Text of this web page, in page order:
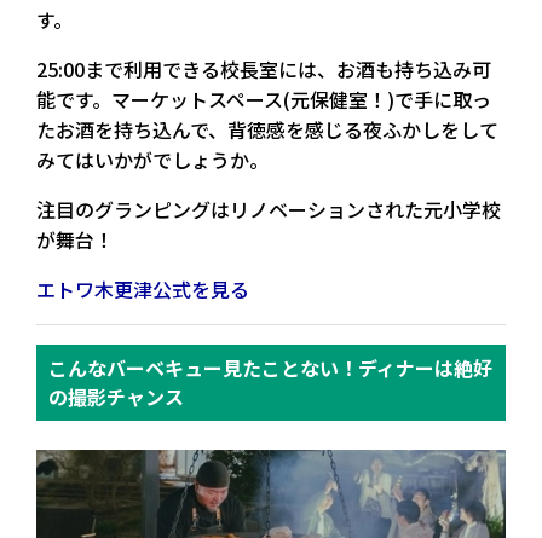
す。
25:00まで利用できる校長室には、お酒も持ち込み可
能です。マーケットスペース(元保健室！)で手に取っ
たお酒を持ち込んで、背徳感を感じる夜ふかしをして
みてはいかがでしょうか。
注目のグランピングはリノベーションされた元小学校
が舞台！
エトワ木更津公式を見る
こんなバーベキュー見たことない！ディナーは絶好
の撮影チャンス